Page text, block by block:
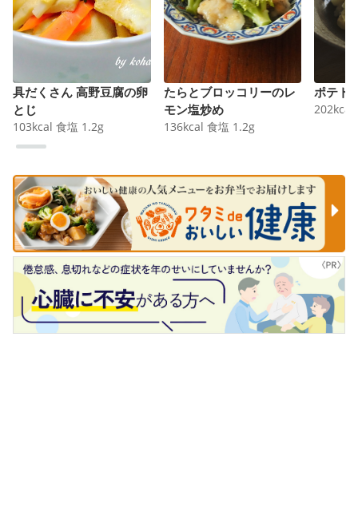
具だくさん 高野豆腐の卵
とじ
103kcal 食塩 1.2g
たらとブロッコリーのレ
モン塩炒め
136kcal 食塩 1.2g
ポテト
202kcal